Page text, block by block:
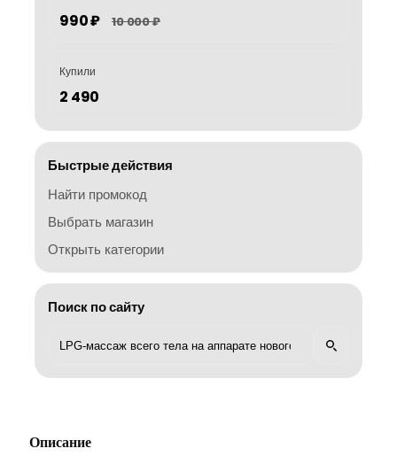
990 ₽ 10 000 ₽
Купили
2 490
Быстрые действия
Найти промокод
Выбрать магазин
Открыть категории
Поиск по сайту
Описание